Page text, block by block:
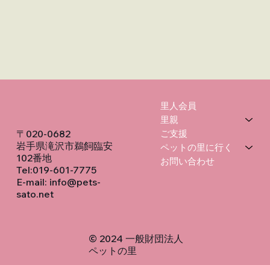
〒020-0682
岩手県滝沢市鵜飼臨安
102番地
Tel:019-601-7775
E-mail: info@pets-
sato.net
​© 2024 一般財団法人
ペットの里
里人会員
里親
ご支援
ペットの里に行く
お問い合わせ